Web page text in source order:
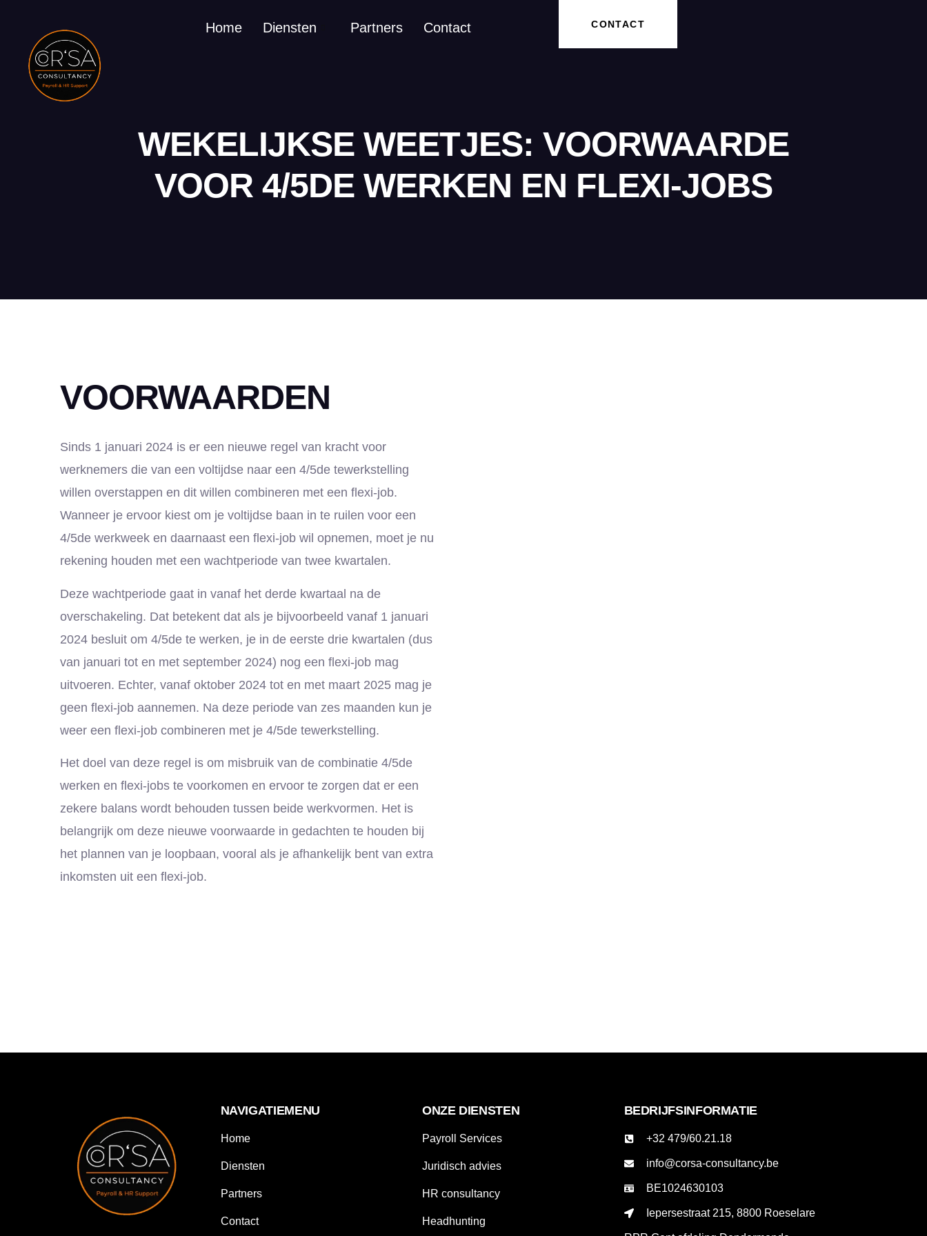
Home Diensten Partners Contact CONTACT
WEKELIJKSE WEETJES: VOORWAARDE
VOOR 4/5DE WERKEN EN FLEXI-JOBS
VOORWAARDEN
Sinds 1 januari 2024 is er een nieuwe regel van kracht voor
werknemers die van een voltijdse naar een 4/5de tewerkstelling
willen overstappen en dit willen combineren met een flexi-job.
Wanneer je ervoor kiest om je voltijdse baan in te ruilen voor een
4/5de werkweek en daarnaast een flexi-job wil opnemen, moet je nu
rekening houden met een wachtperiode van twee kwartalen.
Deze wachtperiode gaat in vanaf het derde kwartaal na de
overschakeling. Dat betekent dat als je bijvoorbeeld vanaf 1 januari
2024 besluit om 4/5de te werken, je in de eerste drie kwartalen (dus
van januari tot en met september 2024) nog een flexi-job mag
uitvoeren. Echter, vanaf oktober 2024 tot en met maart 2025 mag je
geen flexi-job aannemen. Na deze periode van zes maanden kun je
weer een flexi-job combineren met je 4/5de tewerkstelling.
Het doel van deze regel is om misbruik van de combinatie 4/5de
werken en flexi-jobs te voorkomen en ervoor te zorgen dat er een
zekere balans wordt behouden tussen beide werkvormen. Het is
belangrijk om deze nieuwe voorwaarde in gedachten te houden bij
het plannen van je loopbaan, vooral als je afhankelijk bent van extra
inkomsten uit een flexi-job.
NAVIGATIEMENU
Home
Diensten
Partners
Contact
ONZE DIENSTEN
Payroll Services
Juridisch advies
HR consultancy
Headhunting
BEDRIJFSINFORMATIE
+32 479/60.21.18
info@corsa-consultancy.be
BE1024630103
Iepersestraat 215, 8800 Roeselare